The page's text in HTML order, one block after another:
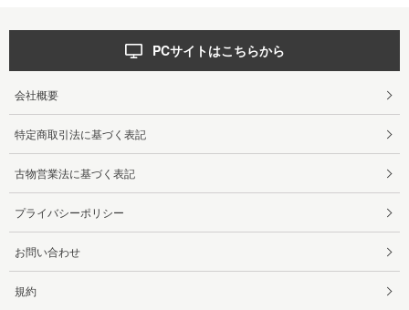
PCサイトはこちらから
会社概要
特定商取引法に基づく表記
古物営業法に基づく表記
プライバシーポリシー
お問い合わせ
規約